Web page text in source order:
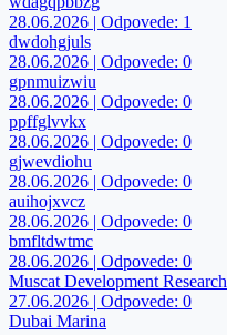
28.06.2026 | Odpovede: 1
dwdohgjuls
28.06.2026 | Odpovede: 0
gpnmuizwiu
28.06.2026 | Odpovede: 0
ppffglvvkx
28.06.2026 | Odpovede: 0
gjwevdiohu
28.06.2026 | Odpovede: 0
auihojxvcz
28.06.2026 | Odpovede: 0
bmfltdwtmc
28.06.2026 | Odpovede: 0
Muscat Development Research
27.06.2026 | Odpovede: 0
Dubai Marina